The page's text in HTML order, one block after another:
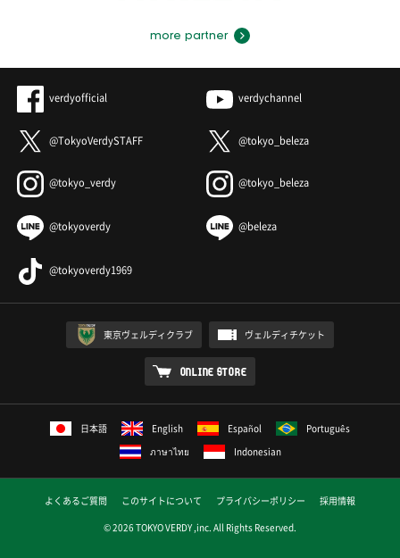
more partner
verdyofficial verdychannel
@TokyoVerdySTAFF @tokyo_beleza
@tokyo_verdy @tokyo_beleza
@tokyoverdy @beleza
@tokyoverdy1969
東京ヴェルディクラブ ヴェルディチケット
ONLINE STORE
日本語 English Español
Português
ภาษาไทย
Indonesian
よくあるご質問 このサイトについて プライバシーポリシー
採用情報
© 2026 TOKYO VERDY ,inc. All Rights Reserved.